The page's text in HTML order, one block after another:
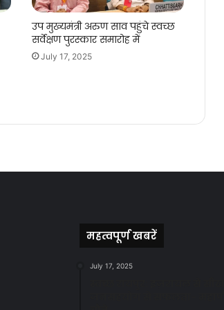
उप मुख्यमंत्री अरुण साव पहुंचे स्वच्छ
सर्वेक्षण पुरस्कार समारोह में
July 17, 2025
महत्वपूर्ण खबरें
July 17, 2025